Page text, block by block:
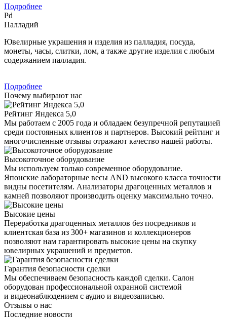
Подробнее
Pd
Палладий
Ювелирные украшения и изделия из палладия, посуда,
монеты, часы, слитки, лом, а также другие изделия с любым
содержанием палладия.
Подробнее
Почему выбирают нас
Рейтинг Яндекса 5,0
Мы работаем с 2005 года и обладаем безупречной репутацией
среди постоянных клиентов и партнеров. Высокий рейтинг и
многочисленные отзывы отражают качество нашей работы.
Высокоточное оборудование
Мы используем только современное оборудование.
Японские лабораторные весы AND высокого класса точности
видны посетителям. Анализаторы драгоценных металлов и
камней позволяют производить оценку максимально точно.
Высокие цены
Переработка драгоценных металлов без посредников и
клиентская база из 300+ магазинов и коллекционеров
позволяют нам гарантировать высокие цены на скупку
ювелирных украшений и предметов.
Гарантия безопасности сделки
Мы обеспечиваем безопасность каждой сделки. Салон
оборудован профессиональной охранной системой
и видеонаблюдением с аудио и видеозаписью.
Отзывы о нас
Последние новости